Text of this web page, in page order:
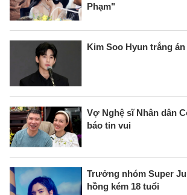
Phạm"
Kim Soo Hyun trắng án
Vợ Nghệ sĩ Nhân dân
báo tin vui
Trưởng nhóm Super
hồng kém 18 tuổi